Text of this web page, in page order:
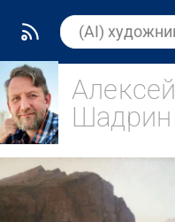
Алексей
Шадрин